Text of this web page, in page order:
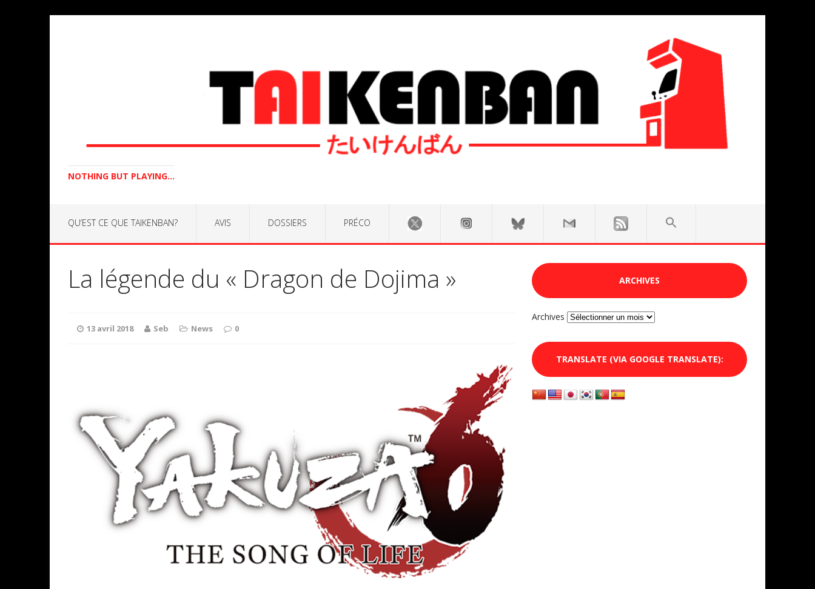
NOTHING BUT PLAYING...
QU’EST CE QUE TAIKENBAN? AVIS DOSSIERS PRÉCO
La légende du « Dragon de Dojima »
13 avril 2018 Seb News 0
ARCHIVES
Archives
TRANSLATE (VIA GOOGLE TRANSLATE):